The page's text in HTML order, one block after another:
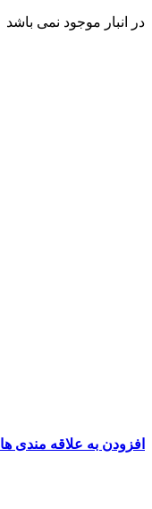
در انبار موجود نمی باشد
افزودن به علاقه مندی ها